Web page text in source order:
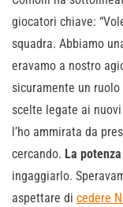
giocatori chiave:
squadra. Abbiamo
eravamo a nostro
sicuramente un
scelte legate ai
l’ho ammirata da
cercando. La
ingaggiarlo.
aspettare di cedere